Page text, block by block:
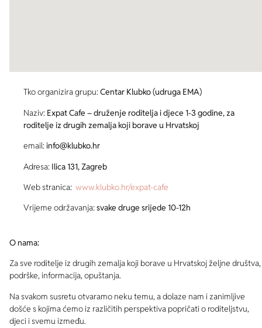
Tko organizira grupu:Centar Klubko (udruga EMA)
Naziv: Expat Cafe – druženje roditelja i djece 1-3 godine, za
roditelje iz drugih zemalja koji borave u Hrvatskoj
email:info@klubko.hr
Adresa: Ilica 131, Zagreb
Web stranica: www.klubko.hr/expat-cafe
Vrijeme održavanja:svake druge srijede 10-12h
O nama:
Za sve roditelje iz drugih zemalja koji borave u Hrvatskoj željne društva,
podrške, informacija, opuštanja.
Na svakom susretu otvaramo neku temu, a dolaze nam i zanimljive
došće s kojima ćemo iz različitih perspektiva popričati o roditeljstvu,
djeci i svemu između.